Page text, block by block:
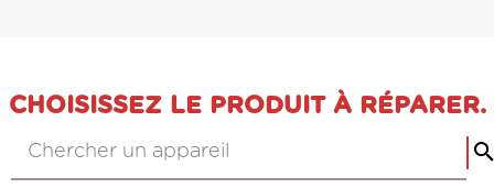
CHOISISSEZ LE PRODUIT À RÉPARER.